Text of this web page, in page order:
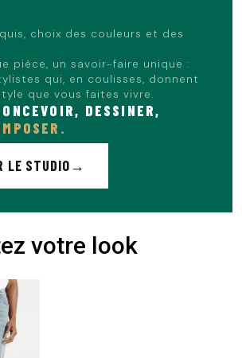
choix des couleurs et des
pièce, un savoir-faire unique :
qui, en coulisses, donnent
que vous faites vivre.
DESSINER,
LE STUDIO
votre look